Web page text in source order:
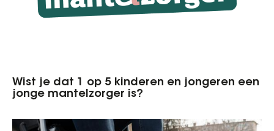
Wist je dat 1 op 5 kinderen en jongeren een
jonge mantelzorger is?